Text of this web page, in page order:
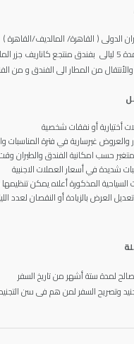
الدولى ( القاهرة/ المالديف/القاهرة
الأفطار والعشاء
والأنتقال من المطار الى الفندق و من
أختيارية أو نفقات شخصية
والعروض غيرسارية في فترة المناسبات
حسب امكانية الفندق والطيران
شديدة في أسعار العملات الاجنبية
السياحية المذكورة أعلاه يمكن
العرض بالزيادة أو النقصان لعدد
لمدة ستة أشهر من تاريخ السفر
وتصريح السفر لمن هم فى سن التجنيد